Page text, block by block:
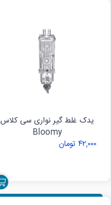
یدک غلط گیر نواری سی کلاس
Bloomy
۴۲,۰۰۰ تومان